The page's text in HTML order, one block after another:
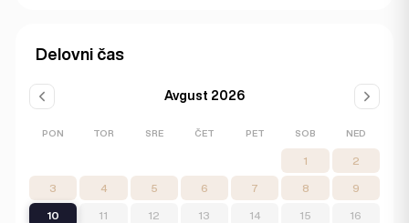
Delovni čas
Avgust 2026
PON TOR SRE ČET PET SOB NED
1 2
3 4 5 6 7 8 9
10 11 12 13 14 15 16